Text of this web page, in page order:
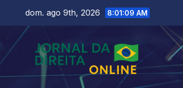
content
dom. ago 9th, 2026 8:01:10 AM